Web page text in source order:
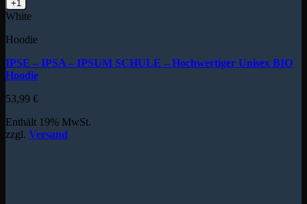
+1
White
Hoodie
IPSE – IPSA – IPSUM SCHULE – Hochwertiger Unisex BIO
Hoodie
53,99 €
Enthält 19% MwSt.
zzgl. Versand